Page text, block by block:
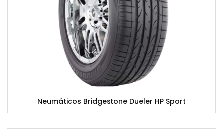
Neumáticos Bridgestone Dueler HP Sport